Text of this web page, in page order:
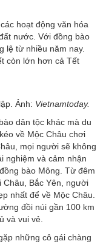
hoạt động văn hóa
nước. Với đồng bào
lệ từ nhiều năm nay.
còn lớn hơn cả Tết
Ảnh: Vietnamtoday.
dân tộc khác mà du
về Mộc Châu chơi
mọi người sẽ không
nghiệm và cảm nhận
bào Mông. Từ đêm
Bắc Yên, người
nhất để về Mộc Châu.
đồi núi gần 100 km
và vui vẻ.
những cô gái chàng